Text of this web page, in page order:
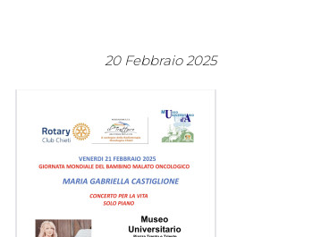
20 Febbraio 2025